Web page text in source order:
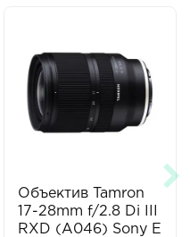
Объектив Tamron
17-28mm f/2.8 Di III
RXD (A046) Sony E